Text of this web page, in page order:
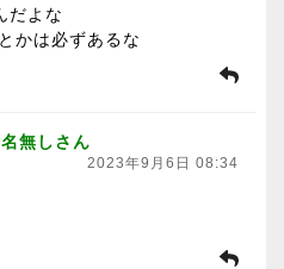
だよな
かは必ずあるな
無しさん
2023年9月6日 08:34